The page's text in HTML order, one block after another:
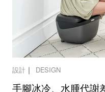
設計｜ DESIGN
手腳冰冷、水腫代謝